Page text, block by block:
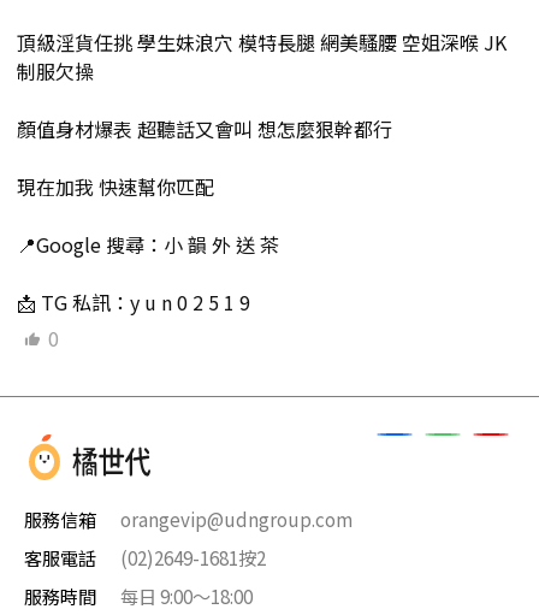
頂級淫貨任挑 學生妹浪穴 模特長腿 網美騷腰 空姐深喉 JK
制服欠操
顏值身材爆表 超聽話又會叫 想怎麼狠幹都行
現在加我 快速幫你匹配
📍Google 搜尋：小 韻 外 送 茶
📩 TG 私訊：y u n 0 2 5 1 9
0
服務信箱
orangevip@udngroup.com
客服電話
(02)2649-1681按2
服務時間
每日 9:00～18:00